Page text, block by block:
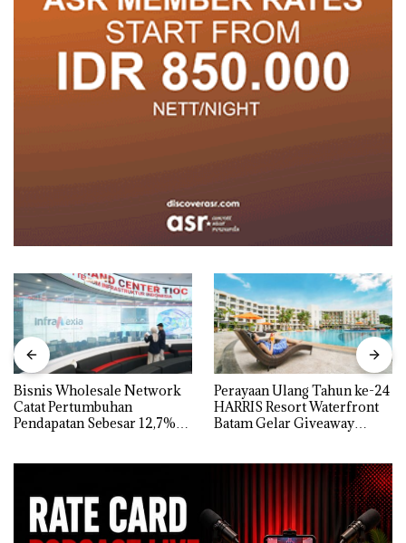
Bisnis Wholesale Network
Catat Pertumbuhan
Pendapatan Sebesar 12,7%
Perayaan Ulang Tahun ke-24
HARRIS Resort Waterfront
Batam Gelar Giveaway